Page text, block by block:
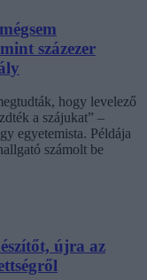
százezer
hogy levelező
a szájukat” –
egyetemista. Példája
számolt be
újra az